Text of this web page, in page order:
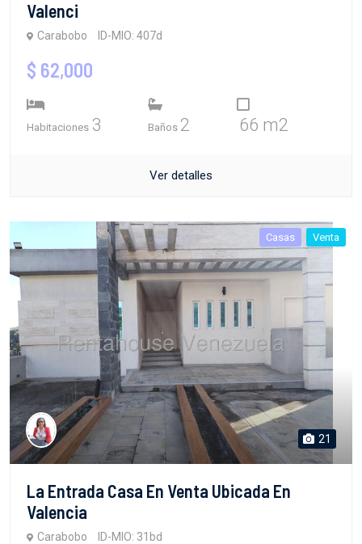
Valenci
Carabobo ID-MIO: 407d
$ 62,000
Habitaciones 3 Baños 2 66 m2
Ver detalles
Casas Venta
21
La Entrada Casa En Venta Ubicada En
Valencia
Carabobo ID-MIO: 31bd